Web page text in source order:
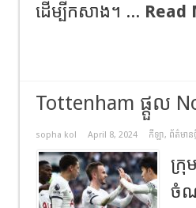
ដើម្បីកសាង។ ... Read
Tottenham ផ្តួល
sopha kol April 8, 2024 កីឡា, ព័ត៌មានថ្
ក្រុ
ចំណ